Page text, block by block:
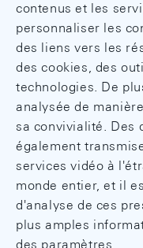
contenus et les
personnaliser les
des liens vers les
des cookies, des
technologies. De
analysée de
sa convivialité. Des
également
services vidéo à
monde entier, et il
d'analyse de ces
plus amples
des paramètres.